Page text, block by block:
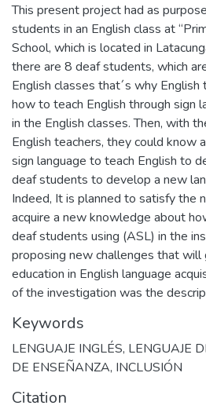
This present project had as
students in an English class at
School, which is located in
there are 8 deaf students, which
English classes that´s why
how to teach English through sign
in the English classes. Then, with
English teachers, they could know
sign language to teach English to
deaf students to develop a new
Indeed, It is planned to satisfy the
acquire a new knowledge about
deaf students using (ASL) in the
proposing new challenges that will
education in English language
of the investigation was the
Keywords
LENGUAJE INGLÉS, LENGUAJE
DE ENSEÑANZA, INCLUSIÓN
Citation